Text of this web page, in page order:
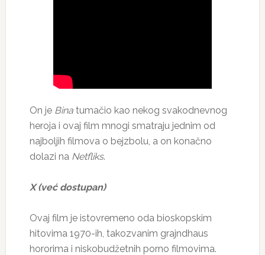
On je Binatumačio kao nekog svakodnevnog
heroja i ovaj film mnogi smatraju jednim od
najboljih filmova o bejzbolu, a on konačno
dolazi na Netfliks.
X (već dostupan)
Ovaj film je istovremeno oda bioskopskim
hitovima 1970-ih, takozvanim grajndhaus
hororima i niskobudžetnih porno filmovima.